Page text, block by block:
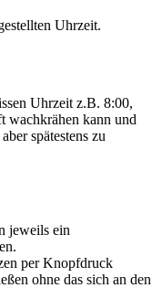
Uhrzeit.
Uhrzeit z.B. 8:00,
wachkrähen kann und
spätestens zu
jeweils ein
per Knopfdruck
ohne das sich an den